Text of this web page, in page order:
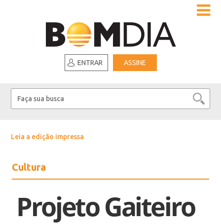
ENTRAR ASSINE
Leia a edição impressa
Cultura
Projeto Gaiteiro